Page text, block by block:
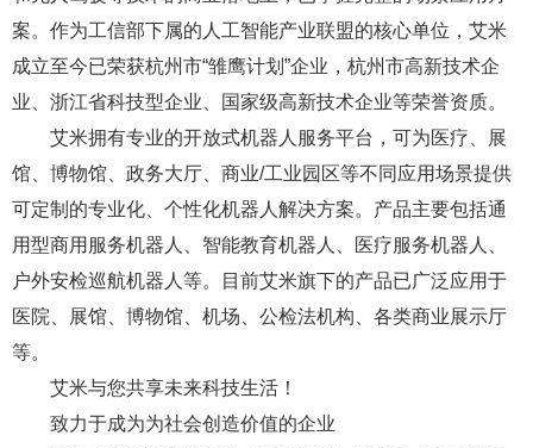
案。作为工信部下属的人工智能产业联盟的核心单位，艾米
成立至今已荣获杭州市“雏鹰计划”企业，杭州市高新技术企
业、浙江省科技型企业、国家级高新技术企业等荣誉资质。
艾米拥有专业的开放式机器人服务平台，可为医疗、展
馆、博物馆、政务大厅、商业/工业园区等不同应用场景提供
可定制的专业化、个性化机器人解决方案。产品主要包括通
用型商用服务机器人、智能教育机器人、医疗服务机器人、
户外安检巡航机器人等。目前艾米旗下的产品已广泛应用于
医院、展馆、博物馆、机场、公检法机构、各类商业展示厅
等。
艾米与您共享未来科技生活！
致力于成为为社会创造价值的企业